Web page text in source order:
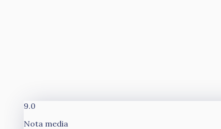
9.0
Nota media